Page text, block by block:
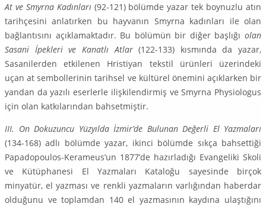
At ve Smyrna Kadınları (92-121) bölümde yazar tek boynuzlu atın
tarihçesini anlatırken bu hayvanın Smyrna kadınları ile olan
bağlantısını açıklamaktadır. Bu bölümün bir diğer başlığı olan
Sasani İpek­leri ve Kanatlı Atlar(122-133) kısmında da yazar,
Sasanilerden etkilenen Hristiyan tekstil ürünleri üzerindeki
uçan at sembollerinin tarihsel ve kültürel önemini açıklarken bir
yandan da yazılı eser­lerle ilişkilendirmiş ve Smyrna Physiologus
için olan katkılarından bahsetmiştir.
III. On Dokuzuncu Yüzyılda İzmir’de Bulunan Değerli El Yazmaları
(134-168) adlı bölümde ya­zar, ikinci bölümde sıkça bahsettiği
Papadopoulos-Kerameus’un 1877’de hazırladığı Evangeliki Skoli
ve Kütüphanesi El Yazmaları Kataloğu sayesinde birçok
minyatür, el yazması ve renkli yazma­ların varlığından haberdar
olduğunu ve toplamdan 140 el yazmasının kaydına ulaştığını